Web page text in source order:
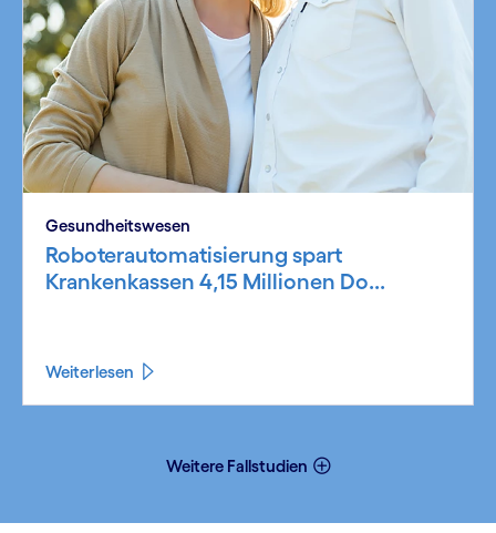
Gesundheits­wesen
Roboterautomatisierung spart
Krankenkassen 4,15 Millionen Do...
Weiterlesen
Weitere Fallstudien